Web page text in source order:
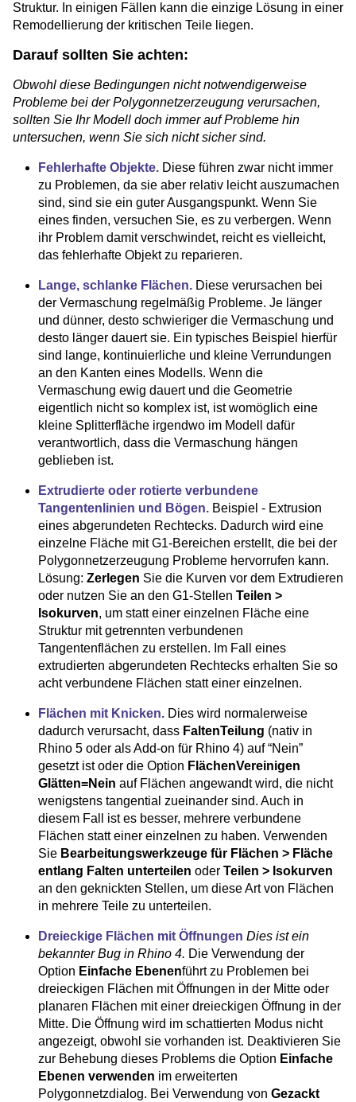
Struktur. In einigen Fällen kann die einzige Lösung in einer
Remodellierung der kritischen Teile liegen.
Darauf sollten Sie achten:
Obwohl diese Bedingungen nicht notwendigerweise
Probleme bei der Polygonnetzerzeugung verursachen,
sollten Sie Ihr Modell doch immer auf Probleme hin
untersuchen, wenn Sie sich nicht sicher sind.
Fehlerhafte Objekte. Diese führen zwar nicht immer
zu Problemen, da sie aber relativ leicht auszumachen
sind, sind sie ein guter Ausgangspunkt. Wenn Sie
eines finden, versuchen Sie, es zu verbergen. Wenn
ihr Problem damit verschwindet, reicht es vielleicht,
das fehlerhafte Objekt zu reparieren.
Lange, schlanke Flächen. Diese verursachen bei
der Vermaschung regelmäßig Probleme. Je länger
und dünner, desto schwieriger die Vermaschung und
desto länger dauert sie. Ein typisches Beispiel hierfür
sind lange, kontinuierliche und kleine Verrundungen
an den Kanten eines Modells. Wenn die
Vermaschung ewig dauert und die Geometrie
eigentlich nicht so komplex ist, ist womöglich eine
kleine Splitterfläche irgendwo im Modell dafür
verantwortlich, dass die Vermaschung hängen
geblieben ist.
Extrudierte oder rotierte verbundene
Tangentenlinien und Bögen. Beispiel - Extrusion
eines abgerundeten Rechtecks. Dadurch wird eine
einzelne Fläche mit G1-Bereichen erstellt, die bei der
Polygonnetzerzeugung Probleme hervorrufen kann.
Lösung: Zerlegen Sie die Kurven vor dem Extrudieren
oder nutzen Sie an den G1-Stellen Teilen >
Isokurven, um statt einer einzelnen Fläche eine
Struktur mit getrennten verbundenen
Tangentenflächen zu erstellen. Im Fall eines
extrudierten abgerundeten Rechtecks erhalten Sie so
acht verbundene Flächen statt einer einzelnen.
Flächen mit Knicken. Dies wird normalerweise
dadurch verursacht, dass FaltenTeilung (nativ in
Rhino 5 oder als Add-on für Rhino 4) auf “Nein”
gesetzt ist oder die Option FlächenVereinigen
Glätten=Nein auf Flächen angewandt wird, die nicht
wenigstens tangential zueinander sind. Auch in
diesem Fall ist es besser, mehrere verbundene
Flächen statt einer einzelnen zu haben. Verwenden
Sie Bearbeitungswerkzeuge für Flächen > Fläche
entlang Falten unterteilen oder Teilen > Isokurven
an den geknickten Stellen, um diese Art von Flächen
in mehrere Teile zu unterteilen.
Dreieckige Flächen mit Öffnungen Dies ist ein
bekannter Bug in Rhino 4. Die Verwendung der
Option Einfache Ebenenführt zu Problemen bei
dreieckigen Flächen mit Öffnungen in der Mitte oder
planaren Flächen mit einer dreieckigen Öffnung in der
Mitte. Die Öffnung wird im schattierten Modus nicht
angezeigt, obwohl sie vorhanden ist. Deaktivieren Sie
zur Behebung dieses Problems die Option Einfache
Ebenen verwenden im erweiterten
Polygonnetzdialog. Bei Verwendung von Gezackt